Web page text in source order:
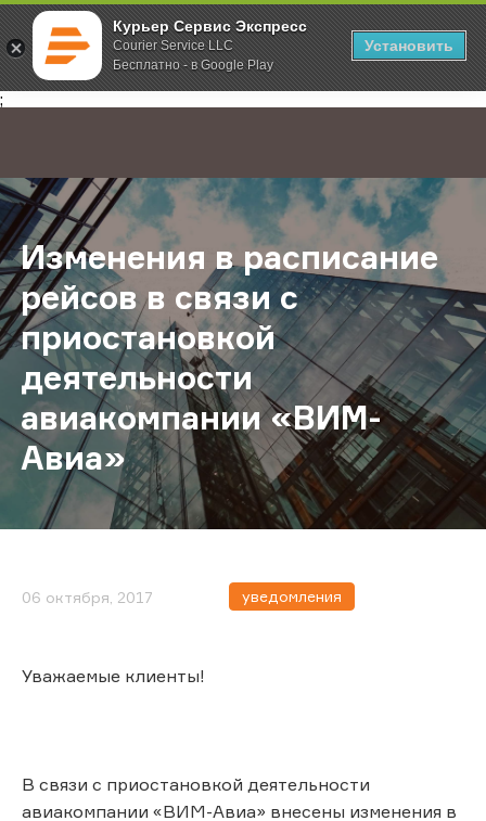
Курьер Сервис Экспресс
Courier Service LLC
Бесплатно - в Google Play
Установить
;
Главная О компании Новости Изменения в расписание рейсов
Изменения в расписание
рейсов в связи с
приостановкой
деятельности
авиакомпании «ВИМ-
Авиа»
06 октября, 2017 уведомления
Уважаемые клиенты!
В связи с приостановкой деятельности
авиакомпании «ВИМ-Авиа» внесены изменения в